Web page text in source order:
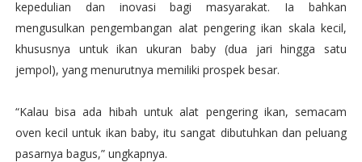
kepedulian dan inovasi bagi masyarakat. Ia bahkan
mengusulkan pengembangan alat pengering ikan skala kecil,
khususnya untuk ikan ukuran baby (dua jari hingga satu
jempol), yang menurutnya memiliki prospek besar.
“Kalau bisa ada hibah untuk alat pengering ikan, semacam
oven kecil untuk ikan baby, itu sangat dibutuhkan dan peluang
pasarnya bagus,” ungkapnya.